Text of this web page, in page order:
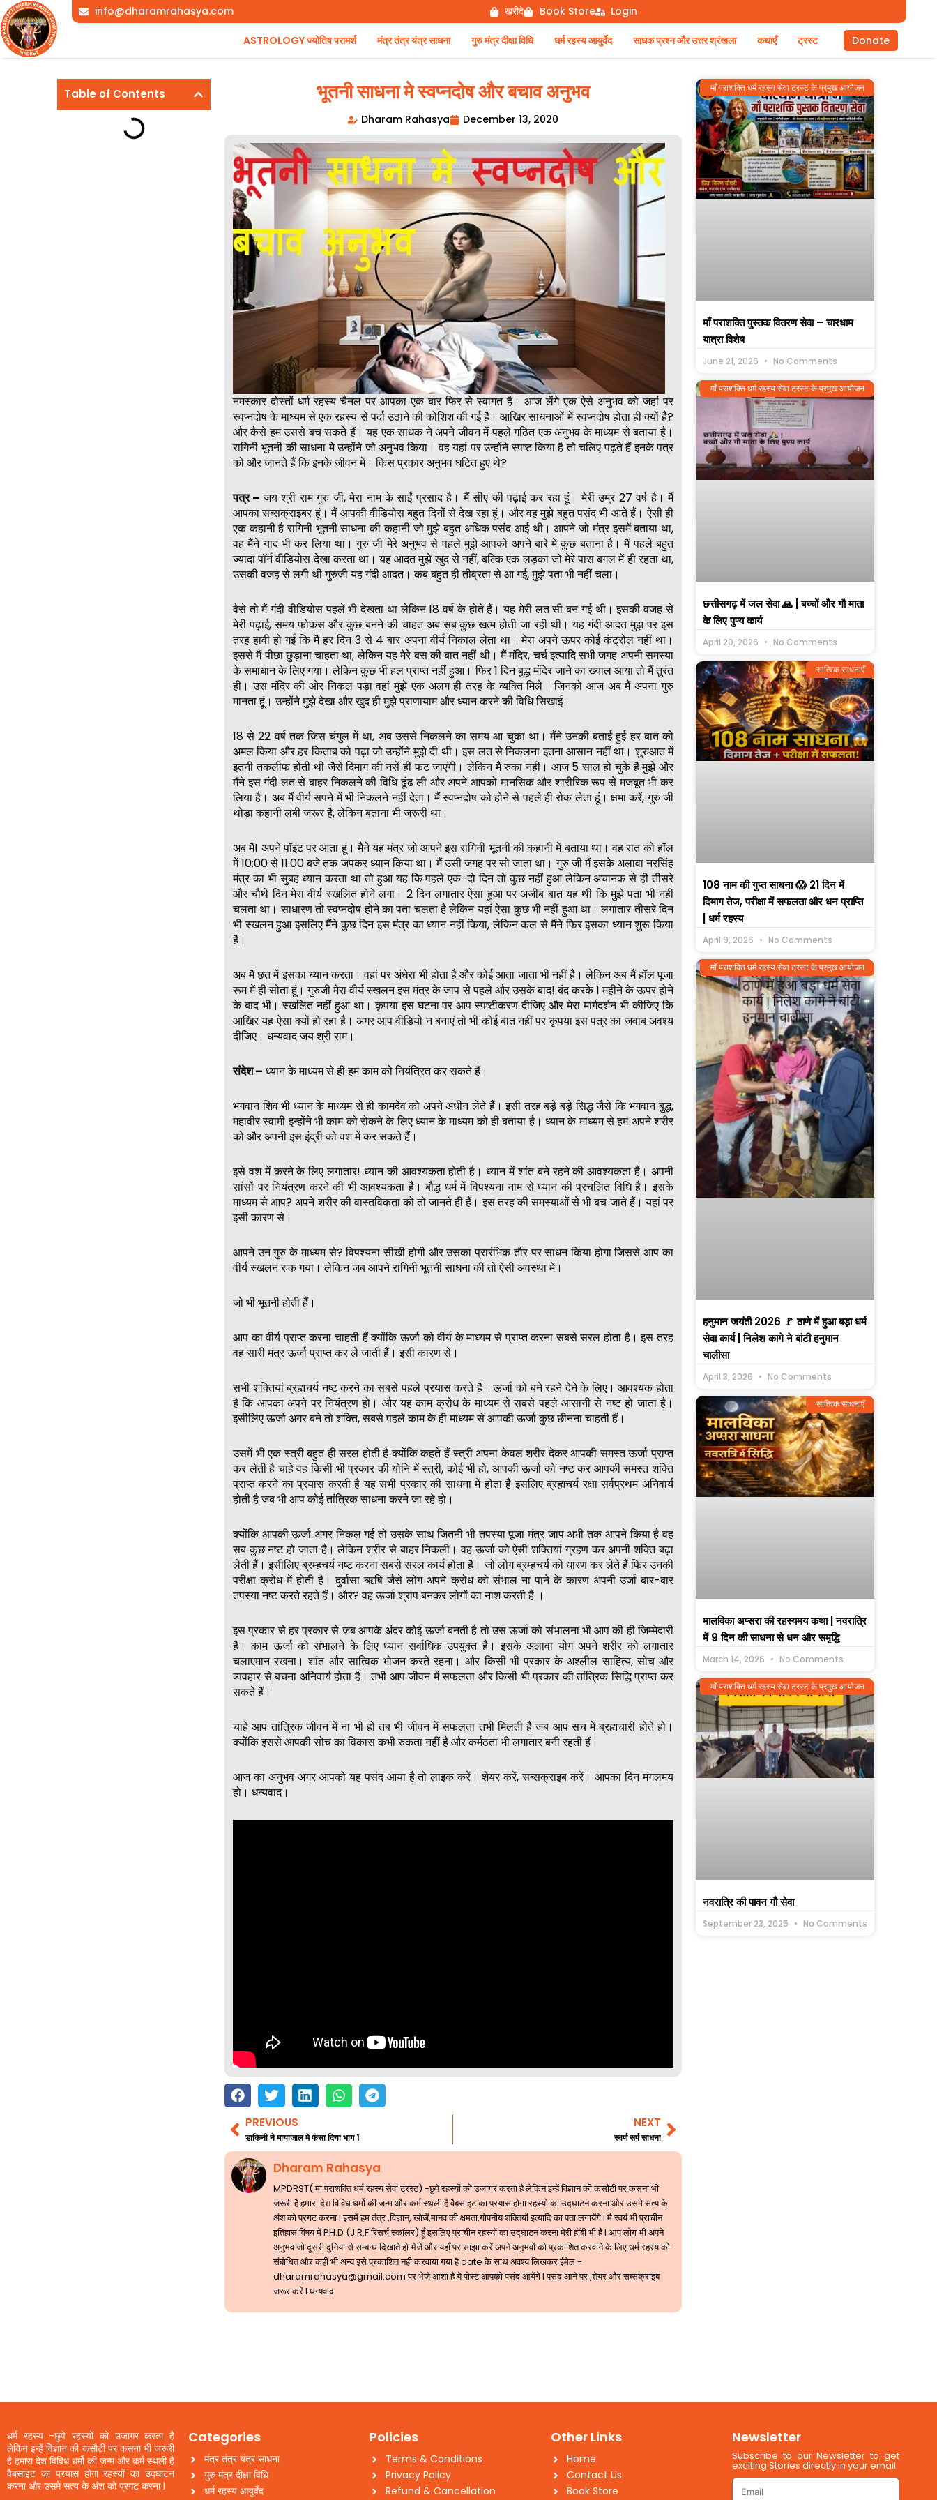
Skip
to
content
info@dharamrahasya.com खरीदे Book Store Login
ASTROLOGY ज्योतिष परामर्श मंत्र तंत्र यंत्र साधना गुरु मंत्र दीक्षा विधि धर्म रहस्य आयुर्वेद साधक प्रश्न और उत्तर श्रंखला कथाएँ ट्रस्ट Donate
Table of Contents भूतनी साधना मे स्वप्नदोष और बचाव अनुभव
Dharam Rahasya December 13, 2020
नमस्कार दोस्तों धर्म रहस्य चैनल पर आपका एक बार फिर से स्वागत है। आज लेंगे एक ऐसे अनुभव को जहां पर
स्वप्नदोष के माध्यम से एक रहस्य से पर्दा उठाने की कोशिश की गई है। आखिर साधनाओं में स्वप्नदोष होता ही क्यों है?
और कैसे हम उससे बच सकते हैं। यह एक साधक ने अपने जीवन में पहले गठित एक अनुभव के माध्यम से बताया है।
रागिनी भूतनी की साधना मे उन्होंने जो अनुभव किया। वह यहां पर उन्होंने स्पष्ट किया है तो चलिए पढ़ते हैं इनके पत्र
को और जानते हैं कि इनके जीवन में। किस प्रकार अनुभव घटित हुए थे?
पत्र –जय श्री राम गुरु जी, मेरा नाम के साईं प्रसाद है। मैं सीए की पढ़ाई कर रहा हूं। मेरी उम्र 27 वर्ष है। मैं
आपका सब्सक्राइबर हूं। मैं आपकी वीडियोस बहुत दिनों से देख रहा हूं। और वह मुझे बहुत पसंद भी आते हैं। ऐसी ही
एक कहानी है रागिनी भूतनी साधना की कहानी जो मुझे बहुत अधिक पसंद आई थी। आपने जो मंत्र इसमें बताया था,
वह मैंने याद भी कर लिया था। गुरु जी मेरे अनुभव से पहले मुझे आपको अपने बारे में कुछ बताना है। मैं पहले बहुत
ज्यादा पॉर्न वीडियोस देखा करता था। यह आदत मुझे खुद से नहीं, बल्कि एक लड़का जो मेरे पास बगल में ही रहता था,
उसकी वजह से लगी थी गुरुजी यह गंदी आदत। कब बहुत ही तीव्रता से आ गई, मुझे पता भी नहीं चला।
वैसे तो मैं गंदी वीडियोस पहले भी देखता था लेकिन 18 वर्ष के होते हैं। यह मेरी लत सी बन गई थी। इसकी वजह से
मेरी पढ़ाई, समय फोकस और कुछ बनने की चाहत अब सब कुछ खत्म होती जा रही थी। यह गंदी आदत मुझ पर इस
तरह हावी हो गई कि मैं हर दिन 3 से 4 बार अपना वीर्य निकाल लेता था। मेरा अपने ऊपर कोई कंट्रोल नहीं था।
इससे मैं पीछा छुड़ाना चाहता था, लेकिन यह मेरे बस की बात नहीं थी। मैं मंदिर, चर्च इत्यादि सभी जगह अपनी समस्या
के समाधान के लिए गया। लेकिन कुछ भी हल प्राप्त नहीं हुआ। फिर 1 दिन बुद्ध मंदिर जाने का ख्याल आया तो मैं तुरंत
ही। उस मंदिर की ओर निकल पड़ा वहां मुझे एक अलग ही तरह के व्यक्ति मिले। जिनको आज अब मैं अपना गुरु
मानता हूं। उन्होंने मुझे देखा और खुद ही मुझे प्राणायाम और ध्यान करने की विधि सिखाई।
18 से 22 वर्ष तक जिस चंगुल में था, अब उससे निकलने का समय आ चुका था। मैंने उनकी बताई हुई हर बात को
अमल किया और हर किताब को पढ़ा जो उन्होंने मुझे दी थी। इस लत से निकलना इतना आसान नहीं था। शुरुआत में
इतनी तकलीफ होती थी जैसे दिमाग की नसें हीं फट जाएंगी। लेकिन मैं रुका नहीं। आज 5 साल हो चुके हैं मुझे और
मैंने इस गंदी लत से बाहर निकलने की विधि ढूंढ ली और अपने आपको मानसिक और शारीरिक रूप से मजबूत भी कर
लिया है। अब मैं वीर्य सपने में भी निकलने नहीं देता। मैं स्वप्नदोष को होने से पहले ही रोक लेता हूं। क्षमा करें, गुरु जी
थोड़ा कहानी लंबी जरूर है, लेकिन बताना भी जरूरी था।
अब मैं! अपने पॉइंट पर आता हूं। मैंने यह मंत्र जो आपने इस रागिनी भूतनी की कहानी में बताया था। वह रात को हॉल
में 10:00 से 11:00 बजे तक जपकर ध्यान किया था। मैं उसी जगह पर सो जाता था। गुरु जी मैं इसके अलावा नरसिंह
मंत्र का भी सुबह ध्यान करता था तो हुआ यह कि पहले एक-दो दिन तो कुछ नहीं हुआ लेकिन अचानक से ही तीसरे
और चौथे दिन मेरा वीर्य स्खलित होने लगा। 2 दिन लगातार ऐसा हुआ पर अजीब बात यह थी कि मुझे पता भी नहीं
चलता था। साधारण तो स्वप्नदोष होने का पता चलता है लेकिन यहां ऐसा कुछ भी नहीं हुआ था। लगातार तीसरे दिन
भी स्खलन हुआ इसलिए मैंने कुछ दिन इस मंत्र का ध्यान नहीं किया, लेकिन कल से मैंने फिर इसका ध्यान शुरू किया
है।
अब मैं छत में इसका ध्यान करता। वहां पर अंधेरा भी होता है और कोई आता जाता भी नहीं है। लेकिन अब मैं हॉल पूजा
रूम में ही सोता हूं। गुरुजी मेरा वीर्य स्खलन इस मंत्र के जाप से पहले और उसके बाद! बंद करके 1 महीने के ऊपर होने
के बाद भी। स्खलित नहीं हुआ था। कृपया इस घटना पर आप स्पष्टीकरण दीजिए और मेरा मार्गदर्शन भी कीजिए कि
आखिर यह ऐसा क्यों हो रहा है। अगर आप वीडियो न बनाएं तो भी कोई बात नहीं पर कृपया इस पत्र का जवाब अवश्य
दीजिए। धन्यवाद जय श्री राम।
संदेश – ध्यान के माध्यम से ही हम काम को नियंत्रित कर सकते हैं।
भगवान शिव भी ध्यान के माध्यम से ही कामदेव को अपने अधीन लेते हैं। इसी तरह बड़े बड़े सिद्ध जैसे कि भगवान बुद्ध,
महावीर स्वामी इन्होंने भी काम को रोकने के लिए ध्यान के माध्यम को ही बताया है। ध्यान के माध्यम से हम अपने शरीर
को और अपनी इस इंद्री को वश में कर सकते हैं।
इसे वश में करने के लिए लगातार! ध्यान की आवश्यकता होती है। ध्यान में शांत बने रहने की आवश्यकता है। अपनी
सांसों पर नियंत्रण करने की भी आवश्यकता है। बौद्ध धर्म में विपश्यना नाम से ध्यान की प्रचलित विधि है। इसके
माध्यम से आप? अपने शरीर की वास्तविकता को तो जानते ही हैं। इस तरह की समस्याओं से भी बच जाते हैं। यहां पर
इसी कारण से।
आपने उन गुरु के माध्यम से? विपश्यना सीखी होगी और उसका प्रारंभिक तौर पर साधन किया होगा जिससे आप का
वीर्य स्खलन रुक गया। लेकिन जब आपने रागिनी भूतनी साधना की तो ऐसी अवस्था में।
जो भी भूतनी होती हैं।
आप का वीर्य प्राप्त करना चाहती हैं क्योंकि ऊर्जा को वीर्य के माध्यम से प्राप्त करना सबसे सरल होता है। इस तरह
वह सारी मंत्र ऊर्जा प्राप्त कर ले जाती हैं। इसी कारण से।
सभी शक्तियां ब्रह्मचर्य नष्ट करने का सबसे पहले प्रयास करते हैं। ऊर्जा को बने रहने देने के लिए। आवश्यक होता
है कि आपका अपने पर नियंत्रण हो। और यह काम क्रोध के माध्यम से सबसे पहले आसानी से नष्ट हो जाता है।
इसीलिए ऊर्जा अगर बने तो शक्ति, सबसे पहले काम के ही माध्यम से आपकी ऊर्जा कुछ छीनना चाहती हैं।
उसमें भी एक स्त्री बहुत ही सरल होती है क्योंकि कहते हैं स्त्री अपना केवल शरीर देकर आपकी समस्त ऊर्जा प्राप्त
कर लेती है चाहे वह किसी भी प्रकार की योनि में स्त्री, कोई भी हो, आपकी ऊर्जा को नष्ट कर आपकी समस्त शक्ति
प्राप्त करने का प्रयास करती है यह सभी प्रकार की साधना में होता है इसलिए ब्रह्मचर्य रक्षा सर्वप्रथम अनिवार्य
होती है जब भी आप कोई तांत्रिक साधना करने जा रहे हो।
क्योंकि आपकी ऊर्जा अगर निकल गई तो उसके साथ जितनी भी तपस्या पूजा मंत्र जाप अभी तक आपने किया है वह
सब कुछ नष्ट हो जाता है। लेकिन शरीर से बाहर निकली। वह ऊर्जा को ऐसी शक्तियां ग्रहण कर अपनी शक्ति बढ़ा
लेती हैं। इसीलिए ब्रम्हचर्य नष्ट करना सबसे सरल कार्य होता है। जो लोग ब्रम्हचर्य को धारण कर लेते हैं फिर उनकी
परीक्षा क्रोध में होती है। दुर्वासा ऋषि जैसे लोग अपने क्रोध को संभाल ना पाने के कारण अपनी उर्जा बार-बार
तपस्या नष्ट करते रहते हैं। और? वह ऊर्जा श्राप बनकर लोगों का नाश करती है ।
इस प्रकार से हर प्रकार से जब आपके अंदर कोई ऊर्जा बनती है तो उस ऊर्जा को संभालना भी आप की ही जिम्मेदारी
है। काम ऊर्जा को संभालने के लिए ध्यान सर्वाधिक उपयुक्त है। इसके अलावा योग अपने शरीर को लगातार
चलाएमान रखना। शांत और सात्विक भोजन करते रहना। और किसी भी प्रकार के अश्लील साहित्य, सोच और
व्यवहार से बचना अनिवार्य होता है। तभी आप जीवन में सफलता और किसी भी प्रकार की तांत्रिक सिद्धि प्राप्त कर
सकते हैं।
चाहे आप तांत्रिक जीवन में ना भी हो तब भी जीवन में सफलता तभी मिलती है जब आप सच में ब्रह्मचारी होते हो।
क्योंकि इससे आपकी सोच का विकास कभी रुकता नहीं है और कर्मठता भी लगातार बनी रहती हैं।
आज का अनुभव अगर आपको यह पसंद आया है तो लाइक करें। शेयर करें, सब्सक्राइब करें। आपका दिन मंगलमय
हो। धन्यवाद।
Prev
PREVIOUS
डाकिनी ने मायाजाल मे फंसा दिया भाग 1
NEXT
स्वर्ण सर्प साधनाNext
Dharam Rahasya
MPDRST( मां पराशक्ति धर्म रहस्य सेवा ट्रस्ट) -छुपे रहस्यों को उजागर करता है लेकिन इन्हें विज्ञान की कसौटी पर कसना भी
जरूरी है हमारा देश विविध धर्मो की जन्म और कर्म स्थली है वैबसाइट का प्रयास होगा रहस्यों का उद्घाटन करना और उसमे सत्य के
अंश को प्रगट करना l इसमें हम तंत्र ,विज्ञान, खोजें,मानव की क्षमता,गोपनीय शक्तियों इत्यादि का पता लगायेंगे l मै स्वयं भी प्राचीन
इतिहास विषय में PH.D (J.R.F रिसर्च स्कॉलर) हूँ इसलिए प्राचीन रहस्यों का उद्घाटन करना मेरी हॉबी भी है l आप लोग भी अपने
अनुभव जो दूसरी दुनिया से सम्बन्ध दिखाते हो भेजें और यहाँ पर साझा करें अपने अनुभवों को प्रकाशित करवाने के लिए धर्म रहस्य को
संबोधित और कहीं भी अन्य इसे प्रकाशित नही करवाया गया है date के साथ अवश्य लिखकर ईमेल -
dharamrahasya@gmail.comपर भेजे आशा है ये पोस्ट आपको पसंद आयेंगे l पसंद आने पर ,शेयर और सब्सक्राइब
जरूर करें l धन्यवाद
माँ पराशक्ति धर्म रहस्य सेवा ट्रस्ट के प्रमुख आयोजन
माँ पराशक्ति पुस्तक वितरण सेवा – चारधाम
यात्रा विशेष
June 21, 2026 No Comments
माँ पराशक्ति धर्म रहस्य सेवा ट्रस्ट के प्रमुख आयोजन
छत्तीसगढ़ में जल सेवा 🙏 | बच्चों और गौ माता
के लिए पुण्य कार्य
April 20, 2026 No Comments
सात्विक साधनाएँ
108 नाम की गुप्त साधना 😱 21 दिन में
दिमाग तेज, परीक्षा में सफलता और धन प्राप्ति
| धर्म रहस्य
April 9, 2026 No Comments
माँ पराशक्ति धर्म रहस्य सेवा ट्रस्ट के प्रमुख आयोजन
हनुमान जयंती 2026 🚩 ठाणे में हुआ बड़ा धर्म
सेवा कार्य | निलेश कागे ने बांटी हनुमान
चालीसा
April 3, 2026 No Comments
सात्विक साधनाएँ
मालविका अप्सरा की रहस्यमय कथा | नवरात्रि
में 9 दिन की साधना से धन और समृद्धि
March 14, 2026 No Comments
माँ पराशक्ति धर्म रहस्य सेवा ट्रस्ट के प्रमुख आयोजन
नवरात्रि की पावन गौ सेवा
September 23, 2025 No Comments
धर्म रहस्य -छुपे रहस्यों को उजागर करता है
लेकिन इन्हें विज्ञान की कसौटी पर कसना भी जरूरी
है हमारा देश विविध धर्मो की जन्म और कर्म स्थली है
वैबसाइट का प्रयास होगा रहस्यों का उद्घाटन
करना और उसमे सत्य के अंश को प्रगट करना l
Categories
मंत्र तंत्र यंत्र साधना
गुरु मंत्र दीक्षा विधि
धर्म रहस्य आयुर्वेद
Policies
Terms & Conditions
Privacy Policy
Refund & Cancellation
Other Links
Home
Contact Us
Book Store
Newsletter
Subscribe to our Newsletter to get
exciting Stories directly in your email.
Email